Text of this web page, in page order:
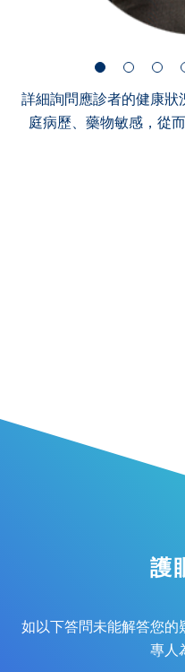
詳細詢問應診者的健康狀
庭病歷、藥物敏感，從
護
如以下答問未能解答您的
專人